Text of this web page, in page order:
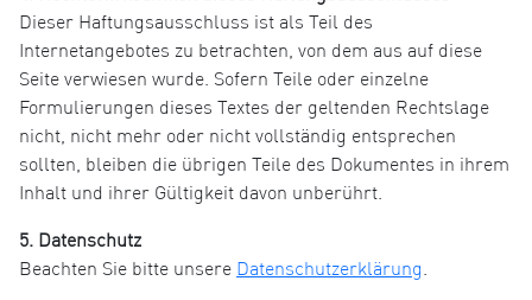
Dieser Haftungsausschluss ist als Teil des
Internetangebotes zu betrachten, von dem aus auf diese
Seite verwiesen wurde. Sofern Teile oder einzelne
Formulierungen dieses Textes der geltenden Rechtslage
nicht, nicht mehr oder nicht vollständig entsprechen
sollten, bleiben die übrigen Teile des Dokumentes in ihrem
Inhalt und ihrer Gültigkeit davon unberührt.
5. Datenschutz
Beachten Sie bitte unsere Datenschutzerklärung.